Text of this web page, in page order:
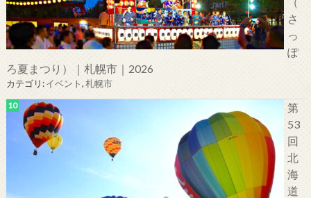
さ
っ
ぽ
ろ夏まつり）｜札幌市｜2026
カテゴリ:イベント,札幌市
第
53
回
北
海
道